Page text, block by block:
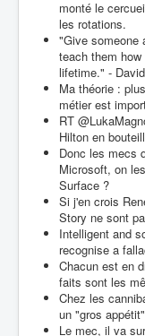
monté le
les rotations.
"Give someone
teach them
lifetime." -
Ma théorie :
métier est
RT
Hilton en
Donc les mecs
Microsoft, on
Surface ?
Si j'en crois
Story ne sont
Intelligent and
recognise a
Chacun est en
faits sont les
Chez les
un "gros
Le mec, il va